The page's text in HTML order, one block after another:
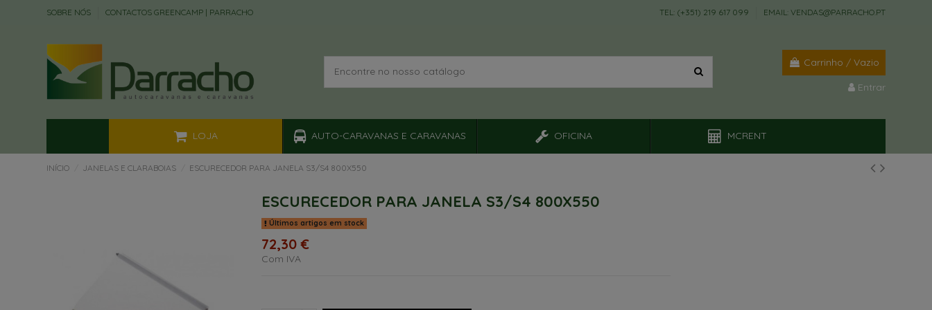
SOBRE NÓS CONTACTOS GREENCAMP | PARRACHO TEL: (+351) 219 617 099 EMAIL: VENDAS@PARRACHO.PT
Carrinho / Vazio
Entrar
LOJA AUTO-CARAVANAS E CARAVANAS OFICINA MCRENT
INÍCIO JANELAS E CLARABOIAS ESCURECEDOR PARA JANELA S3/S4 800X550
ESCURECEDOR PARA JANELA S3/S4 800X550
Últimos artigos em stock
72,30 €
Com IVA